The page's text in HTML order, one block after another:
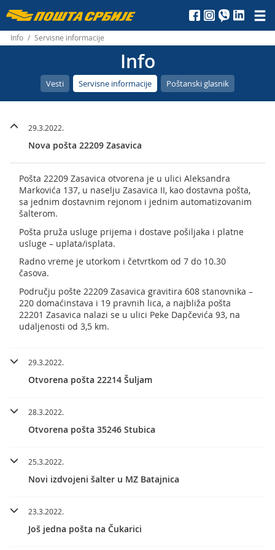
Пошта
Србије
д.о.о.
Info / Servisne informacije
Info
Vesti Servisne informacije Poštanski glasnik
29.3.2022.
Nova pošta 22209 Zasavica
Pošta 22209 Zasavica otvorena je u ulici Aleksandra
Markovića 137, u naselju Zasavica II, kao dostavna pošta,
sa jednim dostavnim rejonom i jednim automatizovanim
šalterom.
Pošta pruža usluge prijema i dostave pošiljaka i platne
usluge – uplata/isplata.
Radno vreme je utorkom i četvrtkom od 7 do 10.30
časova.
Području pošte 22209 Zasavica gravitira 608 stanovnika –
220 domaćinstava i 19 pravnih lica, a najbliža pošta
22201 Zasavica nalazi se u ulici Peke Dapčevića 93, na
udaljenosti od 3,5 km.
29.3.2022.
Otvorena pošta 22214 Šuljam
28.3.2022.
Otvorena pošta 35246 Stubica
25.3.2022.
Novi izdvojeni šalter u MZ Batajnica
23.3.2022.
Još jedna pošta na Čukarici